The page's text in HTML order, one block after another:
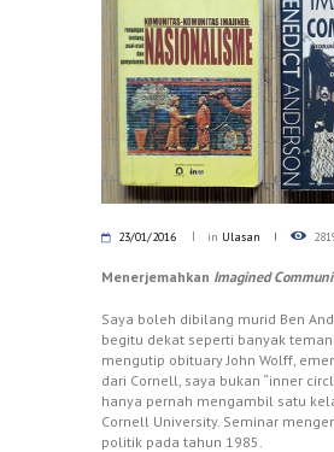
23/01/2016 in Ulasan
Menerjemahkan Imagined
Saya boleh dibilang murid Ben
begitu dekat seperti banyak teman
mengutip obituary John Wolff,
dari Cornell, saya bukan “inner
hanya pernah mengambil satu
Cornell University. Seminar
politik pada tahun 1985.